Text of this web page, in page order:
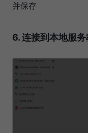
并保存
6. 连接到本地服